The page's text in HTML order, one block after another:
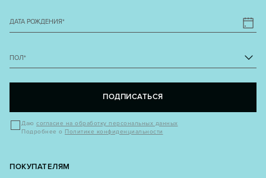
ДАТА РОЖДЕНИЯ*
ПОЛ*
ПОДПИСАТЬСЯ
Даю согласие на обработку персональных данных
Подробнее о Политике конфиденциальности
ПОКУПАТЕЛЯМ